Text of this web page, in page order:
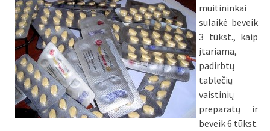
muitininkai
sulaikė beveik
3 tūkst., kaip
įtariama,
padirbtų
tablečių
vaistinių
preparatų ir
beveik 6 tūkst.